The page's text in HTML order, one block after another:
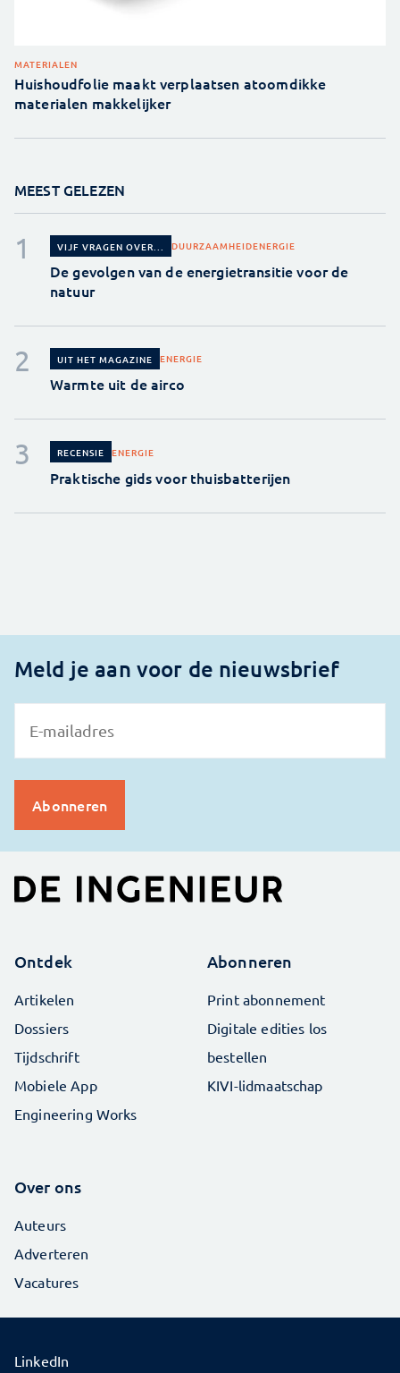
MATERIALEN
Huishoudfolie maakt verplaatsen atoomdikke
materialen makkelijker
MEEST GELEZEN
VIJF VRAGEN OVER... DUURZAAMHEIDENERGIE
De gevolgen van de energietransitie voor de
natuur
UIT HET MAGAZINE ENERGIE
Warmte uit de airco
RECENSIE ENERGIE
Praktische gids voor thuisbatterijen
Meld je aan voor de nieuwsbrief
Ontdek
Artikelen
Dossiers
Tijdschrift
Mobiele App
Engineering Works
Abonneren
Print abonnement
Digitale edities los
bestellen
KIVI-lidmaatschap
Over ons
Auteurs
Adverteren
Vacatures
LinkedIn